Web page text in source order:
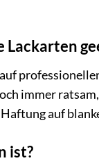
immer
auf
ist?